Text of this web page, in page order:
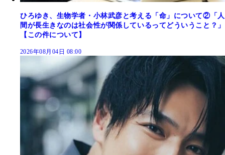
ひろゆき、生物学者・小林武彦と考える「命」について②「人
間が長生きなのは社会性が関係しているってどういうこと？」
【この件について】
2026年08月04日 08:00